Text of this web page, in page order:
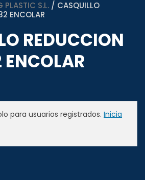
PLASTIC S.L. / CASQUILLO
ENCOLAR
REDUCCION
para usuarios registrados. Inicia